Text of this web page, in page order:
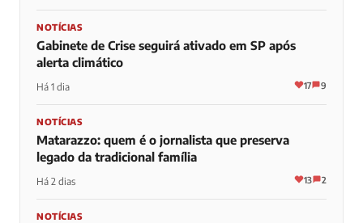
NOTÍCIAS
Gabinete de Crise seguirá ativado em SP após
alerta climático
Há 1 dia 17 9
NOTÍCIAS
Matarazzo: quem é o jornalista que preserva
legado da tradicional família
Há 2 dias 13 2
NOTÍCIAS